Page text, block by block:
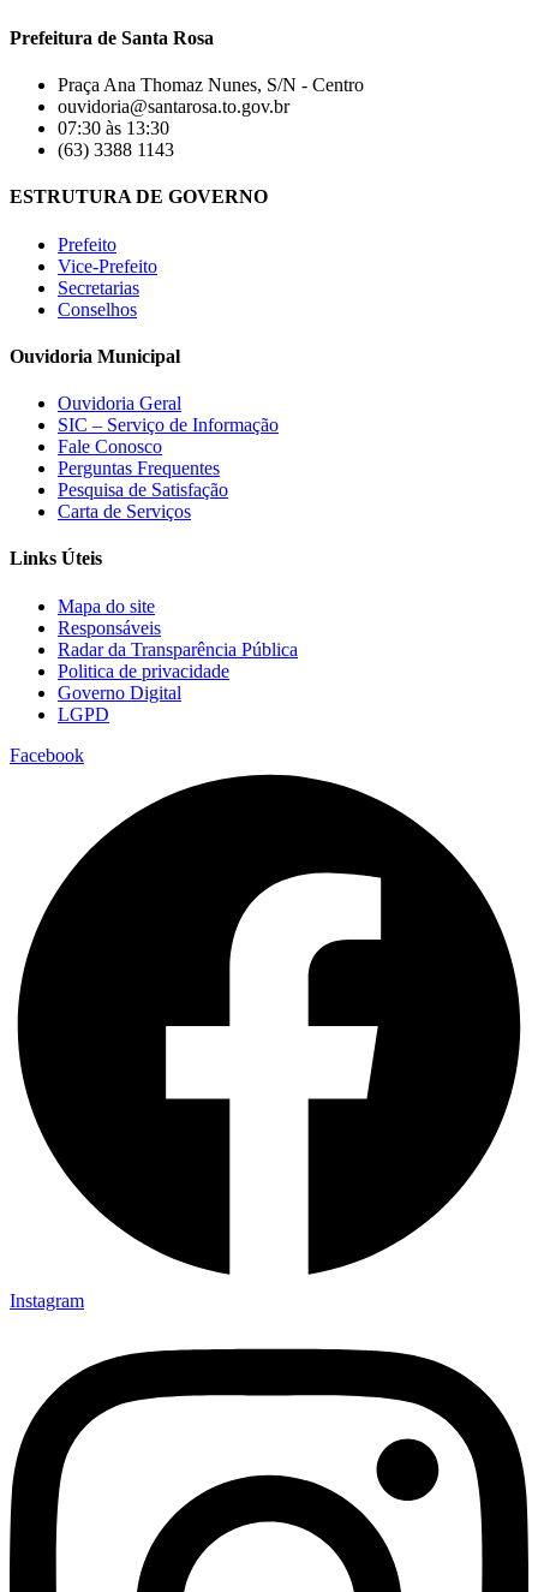
Prefeitura de Santa Rosa
Praça Ana Thomaz Nunes, S/N - Centro
ouvidoria@santarosa.to.gov.br
07:30 às 13:30
(63) 3388 1143
ESTRUTURA DE GOVERNO
Prefeito
Vice-Prefeito
Secretarias
Conselhos
Ouvidoria Municipal
Ouvidoria Geral
SIC – Serviço de Informação
Fale Conosco
Perguntas Frequentes
Pesquisa de Satisfação
Carta de Serviços
Links Úteis
Mapa do site
Responsáveis
Radar da Transparência Pública
Politica de privacidade
Governo Digital
LGPD
Facebook
Instagram